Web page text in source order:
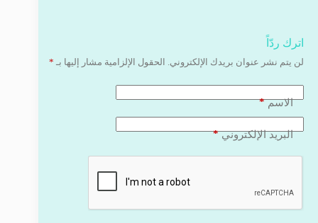
اترك ردّاً
لن يتم نشر عنوان بريدك الإلكتروني. الحقول الإلزامية مشار إليها بـ *
الاسم*
البريد الإلكتروني*